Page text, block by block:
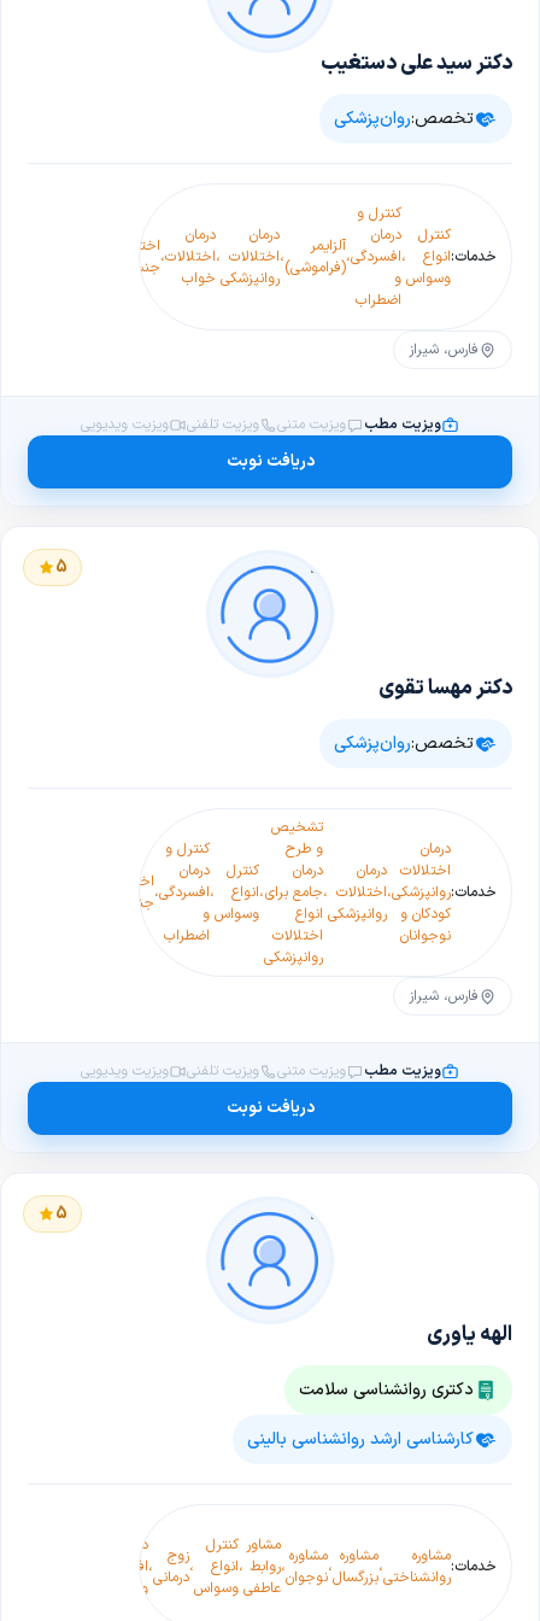
دکتر سید علی دستغیب
تخصص:روان‌پزشکی
خدمات:
کنترل
انواع
وسواس
،
کنترل و
درمان
افسردگی
و
اضطراب
،آلزایمر
(فراموشی)،
درمان
اختلالات
روانپزشکی
،
درمان
اختلالات
خواب
،اختلالات
جنسی
فارس، شیراز
ویزیت مطب ویزیت متنی ویزیت تلفنی ویزیت ویدیویی
دریافت نوبت
5
دکتر مهسا تقوی
تخصص:روان‌پزشکی
خدمات:
درمان
اختلالات
روانپزشکی
کودکان و
نوجوانان
،
درمان
اختلالات
روانپزشکی
،
تشخیص
و طرح
درمان
جامع برای
انواع
اختلالات
روانپزشکی
،
کنترل
انواع
وسواس
،
کنترل و
درمان
افسردگی
و
اضطراب
،اختلالات
جنسی
فارس، شیراز
ویزیت مطب ویزیت متنی ویزیت تلفنی ویزیت ویدیویی
دریافت نوبت
5
الهه یاوری
دکتری روانشناسی سلامت
کارشناسی ارشد روانشناسی بالینی
خدمات:مشاوره
روانشناختی،مشاوره
بزرگسال،مشاوره
نوجوان،
مشاور
روابط
عاطفی
،
کنترل
انواع
وسواس
،زوج
درمانی،
درمان
افسردگی
و